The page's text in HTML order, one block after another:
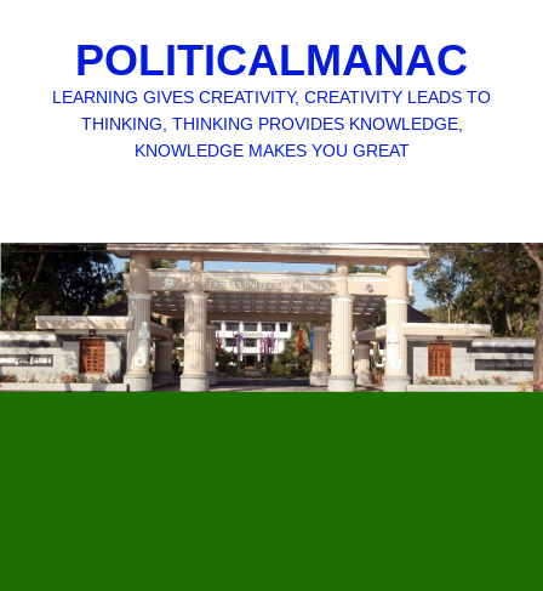
POLITICALMANAC
LEARNING GIVES CREATIVITY, CREATIVITY LEADS TO
THINKING, THINKING PROVIDES KNOWLEDGE,
KNOWLEDGE MAKES YOU GREAT